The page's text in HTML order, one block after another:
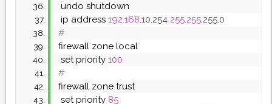
undo shutdown
ip address 192.168.10.254 255.255.255.0
#
firewall zone local
set priority 100
#
firewall zone trust
set priority 85